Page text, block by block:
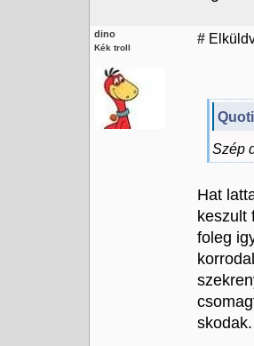
dino
Kék troll
#
Szép
Hat
keszult
foleg